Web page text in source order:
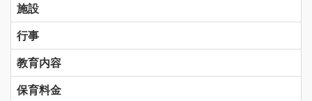
施設
行事
教育内容
保育料金